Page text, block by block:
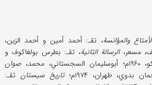
والمؤانسة، تقـ: أحمد أمین و أحمد الزین،
الرسالة الثانیة، تقـ: بطرس بولغاکوف و
محمد،
صوان
بدوي، طهران، ۱۹۷۴م؛ تاریخ سیستان تقـ: